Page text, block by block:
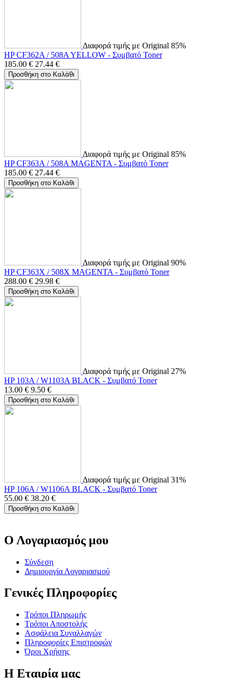
Διαφορά τιμής με Original 85%
HP CF362A / 508A YELLOW - Συμβατό Toner
185.00 € 27.44 €
Προσθήκη στο Καλάθι
Διαφορά τιμής με Original 85%
HP CF363A / 508A MAGENTA - Συμβατό Toner
185.00 € 27.44 €
Προσθήκη στο Καλάθι
Διαφορά τιμής με Original 90%
HP CF363X / 508X MAGENTA - Συμβατό Toner
288.00 € 29.98 €
Προσθήκη στο Καλάθι
Διαφορά τιμής με Original 27%
HP 103A / W1103A BLACK - Συμβατό Toner
13.00 € 9.50 €
Προσθήκη στο Καλάθι
Διαφορά τιμής με Original 31%
HP 106A / W1106A BLACK - Συμβατό Toner
55.00 € 38.20 €
Προσθήκη στο Καλάθι
Ο Λογαριασμός μου
Σύνδεση
Δημιουργία Λογαριασμού
Γενικές Πληροφορίες
Τρόποι Πληρωμής
Τρόποι Αποστολής
Ασφάλεια Συναλλαγών
Πληροφορίες Επιστροφών
Όροι Χρήσης
Η Εταιρία μας